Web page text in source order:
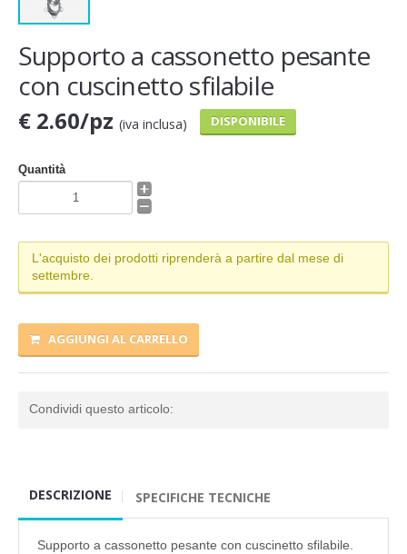
Supporto a cassonetto pesante
con cuscinetto sfilabile
€ 2.60/pz (iva inclusa) DISPONIBILE
Quantità
L'acquisto dei prodotti riprenderà a partire dal mese di
settembre.
AGGIUNGI AL CARRELLO
Condividi questo articolo:
DESCRIZIONE SPECIFICHE TECNICHE
Supporto a cassonetto pesante con cuscinetto sfilabile.